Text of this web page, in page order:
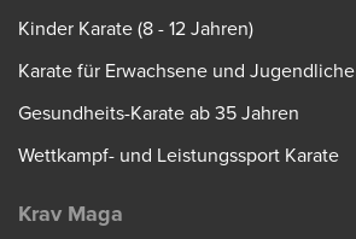
Kinder Karate (8 - 12 Jahren)
Karate für Erwachsene und Jugendliche
Gesundheits-Karate ab 35 Jahren
Wettkampf- und Leistungssport Karate
Krav Maga